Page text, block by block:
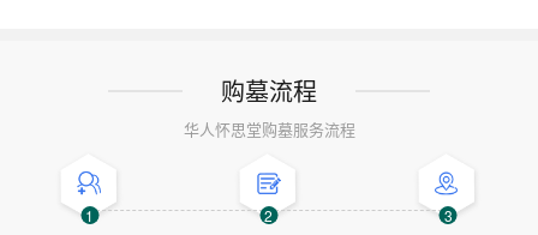
购墓流程
华人怀思堂购墓服务流程
1 2 3